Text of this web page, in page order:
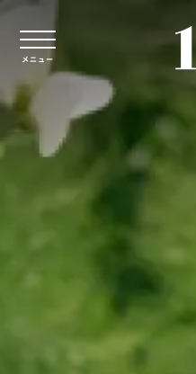
メニュー